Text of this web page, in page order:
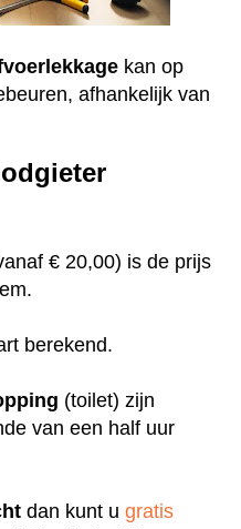
kan op
afhankelijk van
€ 20,00) is de prijs
berekend.
(toilet) zijn
van een half uur
dan kunt u gratis